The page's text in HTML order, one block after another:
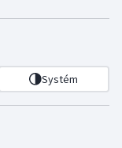
Systém